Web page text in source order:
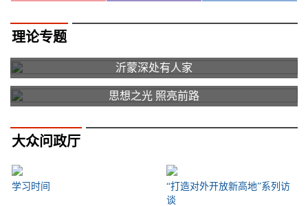
理论专题
沂蒙深处有人家
思想之光 照亮前路
大众问政厅
学习时间
“打造对外开放新高地”系列访
谈